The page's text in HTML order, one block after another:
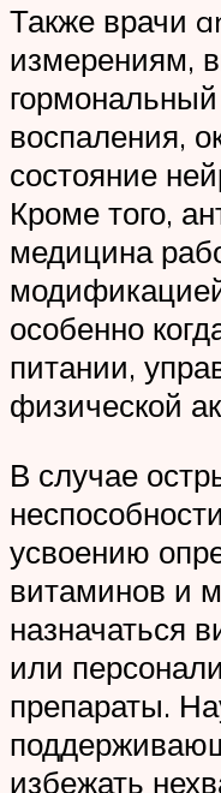
Также врачи
измерениям,
гормональный
воспаления,
состояние
Кроме того,
медицина
особенно
питании,
физической
В случае
усвоению
витаминов и
назначаться
или
препараты.
избежать